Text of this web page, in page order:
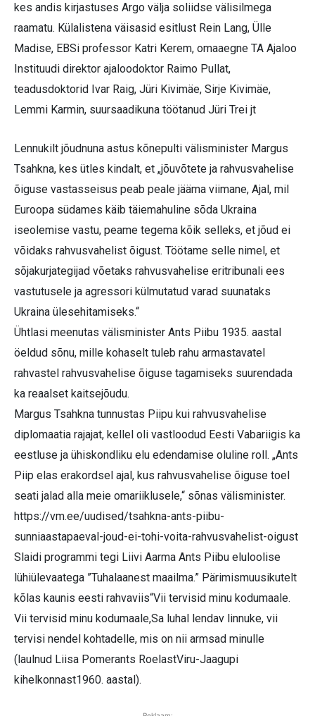
kes andis kirjastuses Argo välja soliidse välisilmega
raamatu. Külalistena väisasid esitlust Rein Lang, Ülle
Madise, EBSi professor Katri Kerem, omaaegne TA Ajaloo
Instituudi direktor ajaloodoktor Raimo Pullat,
teadusdoktorid Ivar Raig, Jüri Kivimäe, Sirje Kivimäe,
Lemmi Karmin, suursaadikuna töötanud Jüri Trei jt
Lennukilt jõudnuna astus kõnepulti välisminister Margus
Tsahkna, kes ütles kindalt, et „jõuvõtete ja rahvusvahelise
õiguse vastasseisus peab peale jääma viimane, Ajal, mil
Euroopa südames käib täiemahuline sõda Ukraina
iseolemise vastu, peame tegema kõik selleks, et jõud ei
võidaks rahvusvahelist õigust. Töötame selle nimel, et
sõjakurjategijad võetaks rahvusvahelise eritribunali ees
vastutusele ja agressori külmutatud varad suunataks
Ukraina ülesehitamiseks.“
Ühtlasi meenutas välisminister Ants Piibu 1935. aastal
öeldud sõnu, mille kohaselt tuleb rahu armastavatel
rahvastel rahvusvahelise õiguse tagamiseks suurendada
ka reaalset kaitsejõudu.
Margus Tsahkna tunnustas Piipu kui rahvusvahelise
diplomaatia rajajat, kellel oli vastloodud Eesti Vabariigis ka
eestluse ja ühiskondliku elu edendamise oluline roll. „Ants
Piip elas erakordsel ajal, kus rahvusvahelise õiguse toel
seati jalad alla meie omariiklusele,“ sõnas välisminister.
https://vm.ee/uudised/tsahkna-ants-piibu-
sunniaastapaeval-joud-ei-tohi-voita-rahvusvahelist-oigust
Slaidi programmi tegi Liivi Aarma Ants Piibu eluloolise
lühiülevaatega ”Tuhalaanest maailma.” Pärimismuusikutelt
kõlas kaunis eesti rahvaviis“Vii tervisid minu kodumaale.
Vii tervisid minu kodumaale,Sa luhal lendav linnuke, vii
tervisi nendel kohtadelle, mis on nii armsad minulle
(laulnud Liisa Pomerants RoelastViru-Jaagupi
kihelkonnast1960. aastal).